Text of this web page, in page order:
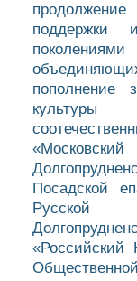
поддержки
поколениями
пополнение
Посадской
Русской
«Российский